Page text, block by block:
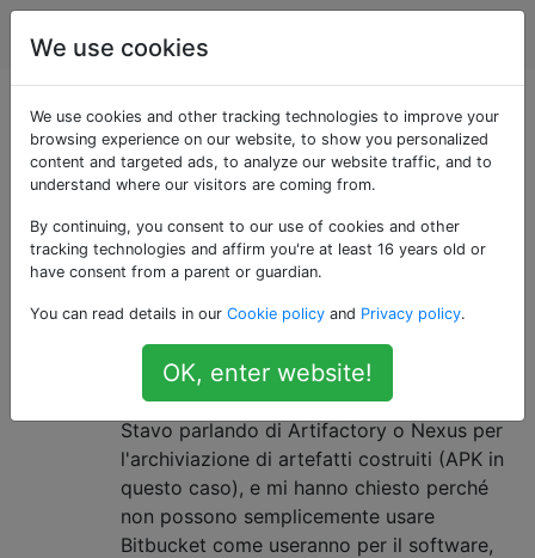
DevOps
Domande taggate
«bitbucket-server»
5
Quali sono i motivi per non usare
Bitbucket-server per archiviare
artefatti?
Sto lavorando con un'azienda che sta
creando un nuovo progetto e stiamo
parlando di quali strumenti usare per cosa.
Stavo parlando di Artifactory o Nexus per
l'archiviazione di artefatti costruiti (APK in
questo caso), e mi hanno chiesto perché
non possono semplicemente usare
Bitbucket come useranno per il software,
We use cookies
We use cookies and other tracking technologies to improve your
browsing experience on our website, to show you personalized
content and targeted ads, to analyze our website traffic, and to
understand where our visitors are coming from.
By continuing, you consent to our use of cookies and other
tracking technologies and affirm you're at least 16 years old or
have consent from a parent or guardian.
You can read details in our Cookie policy and Privacy policy.
OK, enter website!